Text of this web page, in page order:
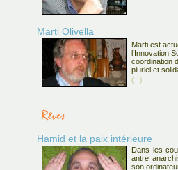
Marti Olivella
Marti est
l’Innovation
coordination
pluriel et
(...)
Hamid et la paix intérieure
Dans les
antre
son